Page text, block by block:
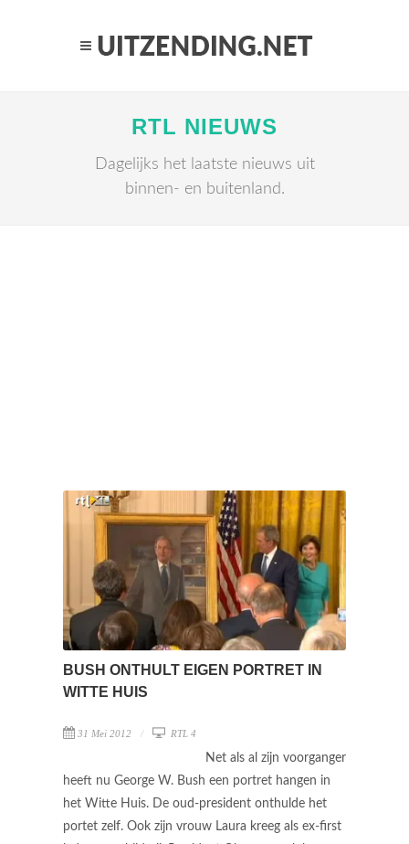
RTL NIEUWS
Dagelijks het laatste nieuws uit
binnen- en buitenland.
BUSH ONTHULT EIGEN PORTRET IN
WITTE HUIS
31 Mei 2012 RTL 4
Net als al zijn voorganger
heeft nu George W. Bush een portret hangen in
het Witte Huis. De oud-president onthulde het
portet zelf. Ook zijn vrouw Laura kreeg als ex-first